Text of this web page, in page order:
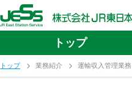
トップ
トップ 業務紹介 運輸収入管理業務